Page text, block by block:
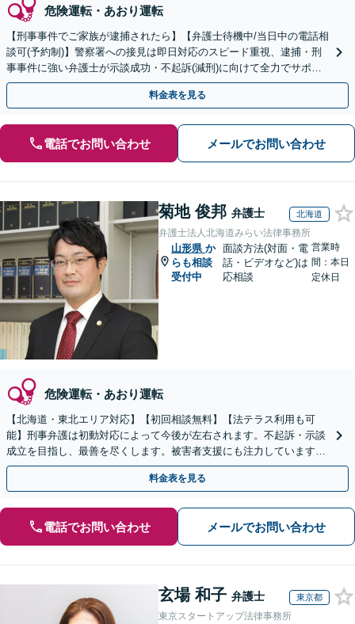
危険運転・あおり運転
【刑事事件でご家族が逮捕されたら】【弁護士待機中/当日中の電話相
談可(予約制)】警察署への接見は即日対応のスピード重視、逮捕・刑
事事件に強い弁護士が示談成功・不起訴(減刑)に向けて全力でサポー
トします。【加害者側の相談専門】
料金表を見る
電話でお問い合わせ メールでお問い合わせ
菊地 俊邦 弁護士 北海道
弁護士法人北海道みらい法律事務所
山形県 か
らも相談
受付中
面談方法(対面・電
話・ビデオなど)は
応相談
営業時
間：本日
定休日
危険運転・あおり運転
【北海道・東北エリア対応】【初回相談無料】【法テラス利用も可
能】刑事弁護は初動対応によって今後が左右されます。不起訴・示談
成立を目指し、最善を尽くします。被害者支援にも注力しています。
【オンライン面談可】【完全個室で相談可】【東室蘭駅1分】
料金表を見る
電話でお問い合わせ メールでお問い合わせ
玄場 和子 弁護士 東京都
東京スタートアップ法律事務所